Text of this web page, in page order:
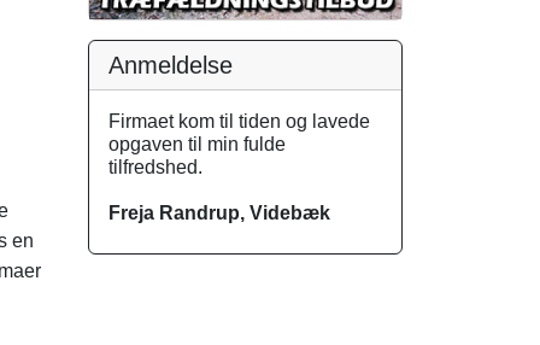
en
Anmeldelse
Firmaet kom til tiden og lavede
opgaven til min fulde
tilfredshed.
Freja Randrup, Videbæk